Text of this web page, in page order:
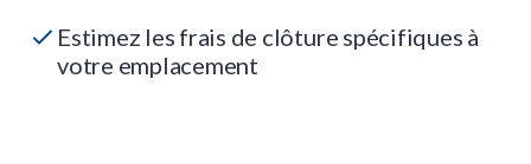
Estimez les frais de clôture spécifiques à
votre emplacement